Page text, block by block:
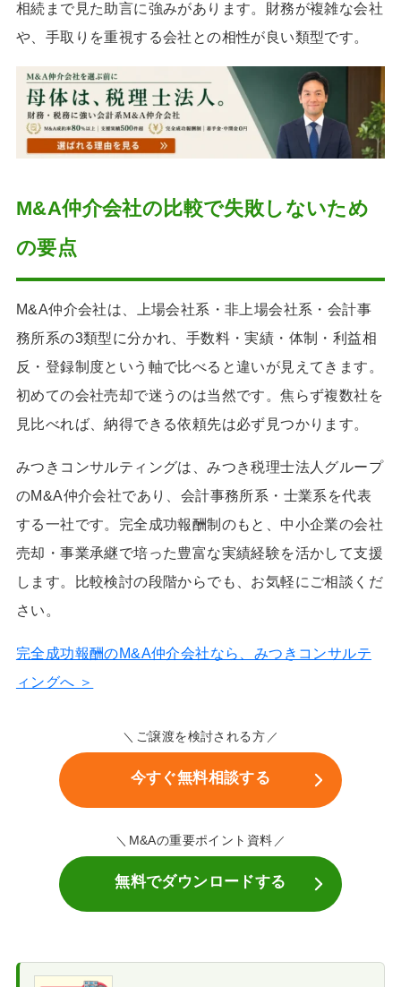
相続まで見た助言に強みがあります。財務が複雑な会社
や、手取りを重視する会社との相性が良い類型です。
M&A仲介会社の比較で失敗しないため
の要点
M&A仲介会社は、上場会社系・非上場会社系・会計事
務所系の3類型に分かれ、手数料・実績・体制・利益相
反・登録制度という軸で比べると違いが見えてきます。
初めての会社売却で迷うのは当然です。焦らず複数社を
見比べれば、納得できる依頼先は必ず見つかります。
みつきコンサルティングは、みつき税理士法人グループ
のM&A仲介会社であり、会計事務所系・士業系を代表
する一社です。完全成功報酬制のもと、中小企業の会社
売却・事業承継で培った豊富な実績経験を活かして支援
します。比較検討の段階からでも、お気軽にご相談くだ
さい。
完全成功報酬のM&A仲介会社なら、みつきコンサルテ
ィングへ ＞
ご譲渡を検討される方
今すぐ無料相談する
M&Aの重要ポイント資料
無料でダウンロードする